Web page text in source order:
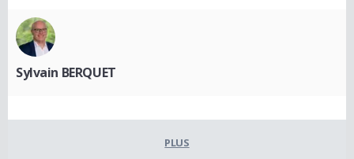
Sylvain BERQUET
PLUS